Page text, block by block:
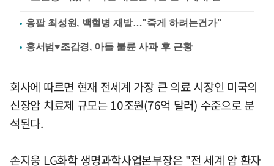
응팔 최성원, 백혈병 재발…"죽게 하려는건가"
홍서범♥조갑경, 아들 불륜 사과 후 근황
회사에 따르면 현재 전세계 가장 큰 의료 시장인 미국의
신장암 치료제 규모는 10조원(76억 달러) 수준으로 분
석된다.
손지웅 LG화학 생명과학사업본부장은 "전 세계 암 환자